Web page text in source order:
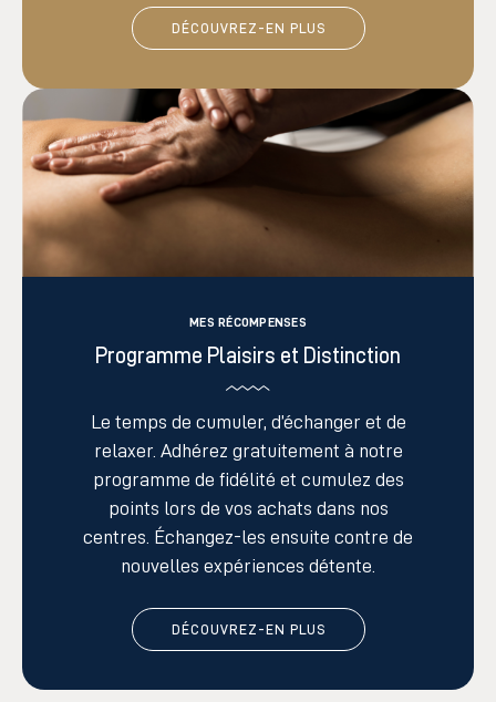
DÉCOUVREZ-EN PLUS
MES RÉCOMPENSES
Programme Plaisirs et Distinction
Le temps de cumuler, d’échanger et de
relaxer. Adhérez gratuitement à notre
programme de fidélité et cumulez des
points lors de vos achats dans nos
centres.
Échangez-les ensuite contre de
nouvelles expériences détente.
DÉCOUVREZ-EN PLUS